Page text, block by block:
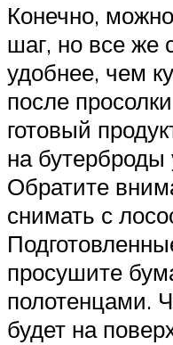
Конечно,
шаг, но все же
удобнее, чем
после
готовый
на
Обратите
снимать с
просушите
полотенцами.
будет на